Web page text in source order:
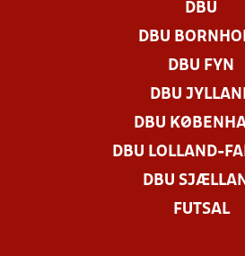
DBU
DBU
DBU FYN
DBU
DBU
DBU LOLLAND-
DBU
FUTSAL